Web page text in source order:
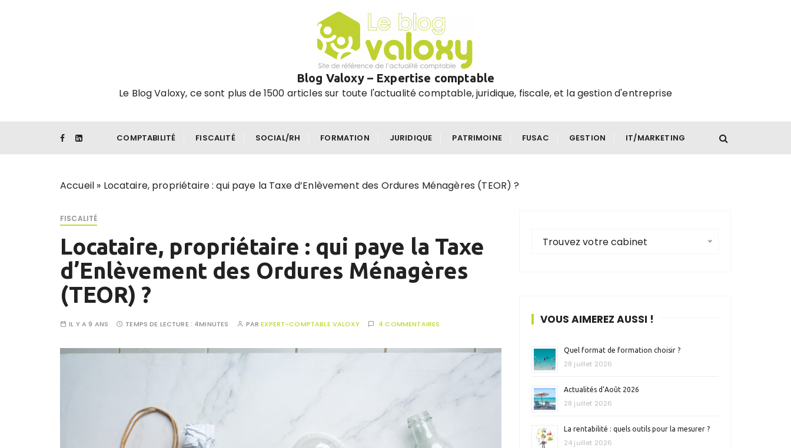
Blog Valoxy – Expertise comptable
Le Blog Valoxy, ce sont plus de 1500 articles sur toute l'actualité comptable, juridique, fiscale, et la gestion d'entreprise
COMPTABILITÉ FISCALITÉ SOCIAL/RH FORMATION JURIDIQUE PATRIMOINE FUSAC GESTION IT/MARKETING
Accueil » Locataire, propriétaire : qui paye la Taxe d’Enlèvement des Ordures Ménagères (TEOR) ?
FISCALITÉ
Locataire, propriétaire : qui paye la Taxe
d’Enlèvement des Ordures Ménagères
(TEOR) ?
IL Y A 9 ANS TEMPS DE LECTURE : 4MINUTES PAREXPERT-COMPTABLE VALOXY 4 COMMENTAIRES
Trouvez votre cabinet
VOUS AIMEREZ AUSSI !
Quel format de formation choisir ?
28 juillet 2026
Actualités d’Août 2026
28 juillet 2026
La rentabilité : quels outils pour la mesurer ?
24 juillet 2026